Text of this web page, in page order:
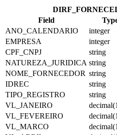
Field
ANO_CALENDARIO
integer
EMPRESA
integer
CPF_CNPJ
string
NATUREZA_JURIDICA string
NOME_FORNECEDOR string
IDREC
string
TIPO_REGISTRO
string
VL_JANEIRO
VL_FEVEREIRO
VL_MARCO